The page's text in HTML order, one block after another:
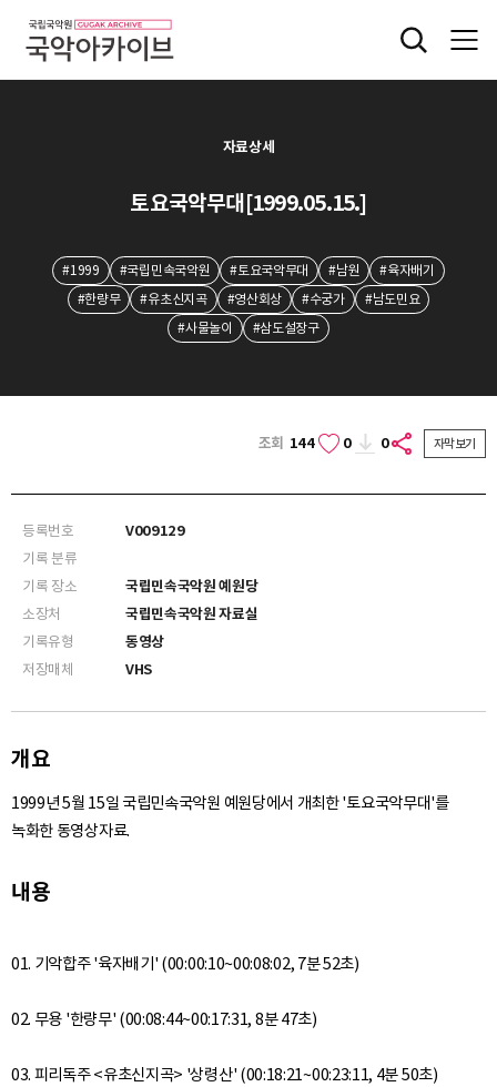
자료상세
토요국악무대[1999.05.15.]
#1999 #국립민속국악원 #토요국악무대 #남원
#육자배기
#한량무
#유초신지곡 #영산회상 #수궁가
#남도민요
#사물놀이
#삼도설장구
조회 144 0 0 자막보기
등록번호
V009129
기록 분류
기록 장소
국립민속국악원 예원당
소장처
국립민속국악원 자료실
기록유형
동영상
저장매체
VHS
개요
1999년 5월 15일 국립민속국악원 예원당에서 개최한 '토요국악무대'를
녹화한 동영상자료.
내용
01. 기악합주 '육자배기' (00:00:10~00:08:02, 7분 52초)
02. 무용 '한량무' (00:08:44~00:17:31, 8분 47초)
03. 피리독주 <유초신지곡> '상령산' (00:18:21~00:23:11, 4분 50초)